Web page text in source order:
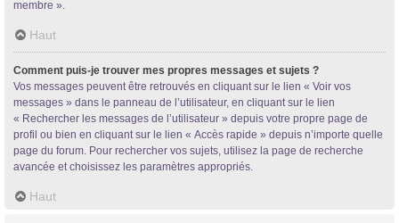
membre ».
Haut
Comment puis-je trouver mes propres messages et sujets ?
Vos messages peuvent être retrouvés en cliquant sur le lien « Voir vos
messages » dans le panneau de l’utilisateur, en cliquant sur le lien
« Rechercher les messages de l’utilisateur » depuis votre propre page de
profil ou bien en cliquant sur le lien « Accès rapide » depuis n’importe quelle
page du forum. Pour rechercher vos sujets, utilisez la page de recherche
avancée et choisissez les paramètres appropriés.
Haut